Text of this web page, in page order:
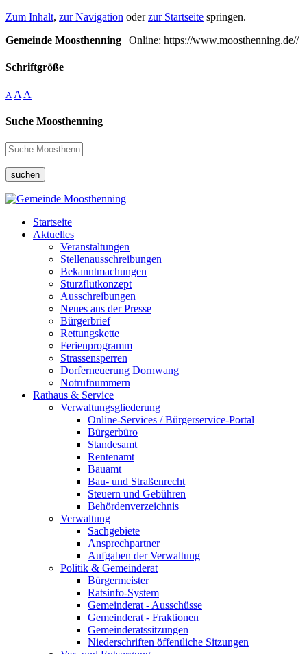
Zum Inhalt, zur Navigation oderzur Startseite springen.
Gemeinde Moosthenning | Online: https://www.moosthenning.de//
Schriftgröße
A A A
Suche Moosthenning
suchen
Startseite
Aktuelles
Veranstaltungen
Stellenausschreibungen
Bekanntmachungen
Sturzflutkonzept
Ausschreibungen
Neues aus der Presse
Bürgerbrief
Rettungskette
Ferienprogramm
Strassensperren
Dorferneuerung Dornwang
Notrufnummern
Rathaus & Service
Verwaltungsgliederung
Online-Services / Bürgerservice-Portal
Bürgerbüro
Standesamt
Rentenamt
Bauamt
Bau- und Straßenrecht
Steuern und Gebühren
Behördenverzeichnis
Verwaltung
Sachgebiete
Ansprechpartner
Aufgaben der Verwaltung
Politik & Gemeinderat
Bürgermeister
Ratsinfo-System
Gemeinderat - Ausschüsse
Gemeinderat - Fraktionen
Gemeinderatssitzungen
Niederschriften öffentliche Sitzungen